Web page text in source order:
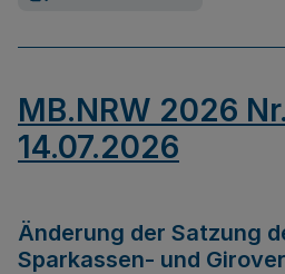
MB.NRW 2026
14.07.2026
Änderung der Satzung
Sparkassen- und